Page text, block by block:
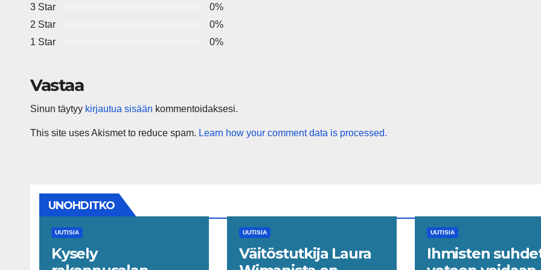
3 Star
0%
2 Star
0%
1 Star
0%
Vastaa
Sinun täytyy kirjautua sisään kommentoidaksesi.
This site uses Akismet to reduce spam. Learn how your comment data is processed.
UNOHDITKO
UUTISIA
Kysely
UUTISIA
Väitöstutkija Laura
UUTISIA
Ihmisten